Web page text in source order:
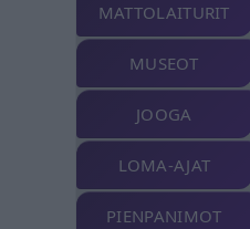
MATTOLAITURIT
MUSEOT
JOOGA
LOMA-AJAT
PIENPANIMOT